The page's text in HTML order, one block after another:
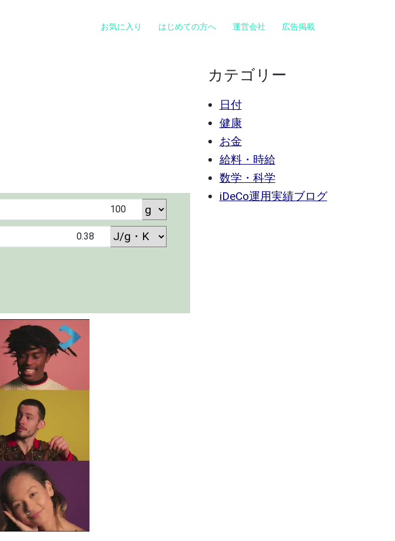
お気に入り はじめての方へ 運営会社 広告掲載
カテゴリー
日付
健康
お金
給料・時給
数学・科学
iDeCo運用実績ブログ